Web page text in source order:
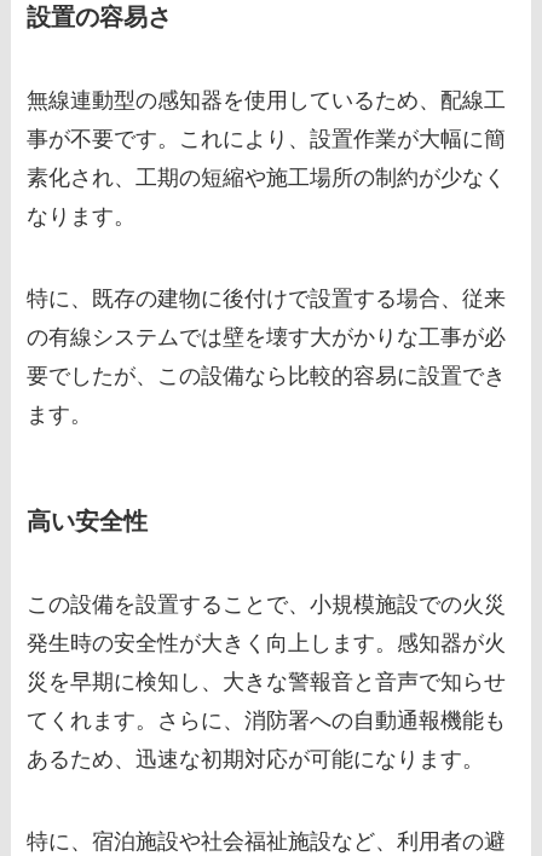
設置の容易さ
無線連動型の感知器を使用しているため、配線工
事が不要です。これにより、設置作業が大幅に簡
素化され、工期の短縮や施工場所の制約が少なく
なります。
特に、既存の建物に後付けで設置する場合、従来
の有線システムでは壁を壊す大がかりな工事が必
要でしたが、この設備なら比較的容易に設置でき
ます。
高い安全性
この設備を設置することで、小規模施設での火災
発生時の安全性が大きく向上します。感知器が火
災を早期に検知し、大きな警報音と音声で知らせ
てくれます。さらに、消防署への自動通報機能も
あるため、迅速な初期対応が可能になります。
特に、宿泊施設や社会福祉施設など、利用者の避